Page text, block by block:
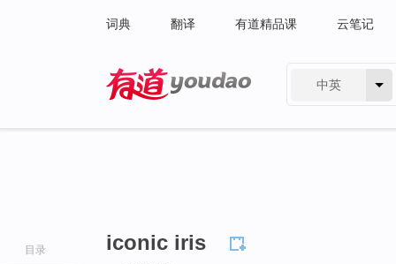
词典 翻译 有道精品课 云笔记
中英
目录 iconic iris